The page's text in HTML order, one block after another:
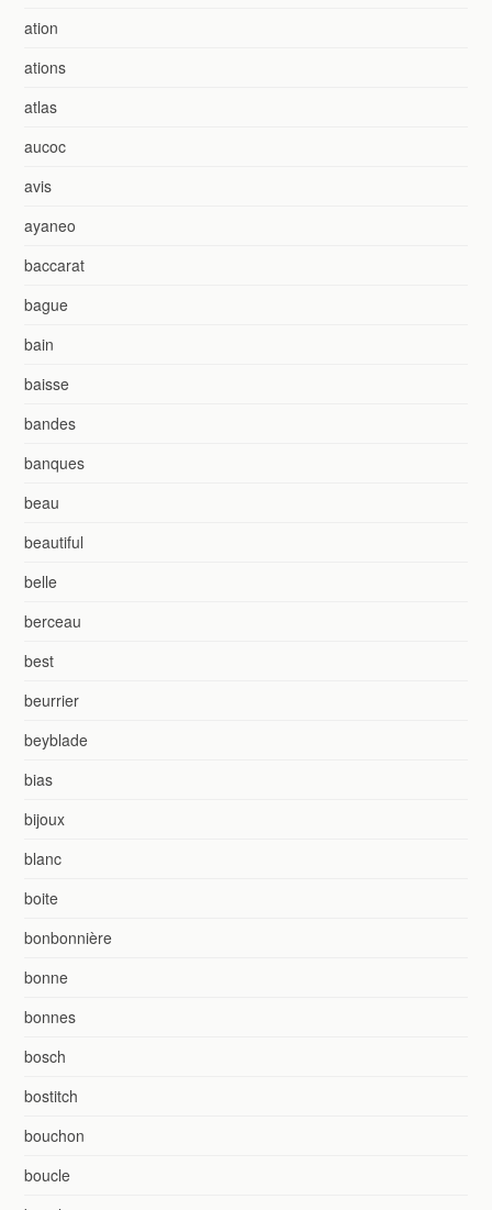
ation
ations
atlas
aucoc
avis
ayaneo
baccarat
bague
bain
baisse
bandes
banques
beau
beautiful
belle
berceau
best
beurrier
beyblade
bias
bijoux
blanc
boite
bonbonnière
bonne
bonnes
bosch
bostitch
bouchon
boucle